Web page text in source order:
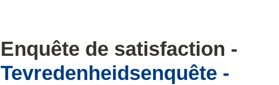
Tevredenheidsenquête -